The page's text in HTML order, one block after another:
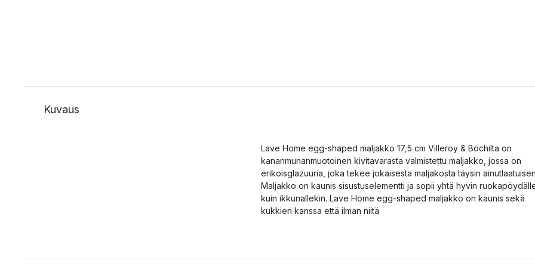
Kuvaus
Lave Home egg-shaped maljakko 17,5 cm Villeroy & Bochilta on
kananmunanmuotoinen kivitavarasta valmistettu maljakko, jossa on
erikoisglazuuria, joka tekee jokaisesta maljakosta täysin
Maljakko on kaunis sisustuselementti ja sopii yhtä hyvin
kuin ikkunallekin. Lave Home egg-shaped maljakko on kaunis sekä
kukkien kanssa että ilman niitä